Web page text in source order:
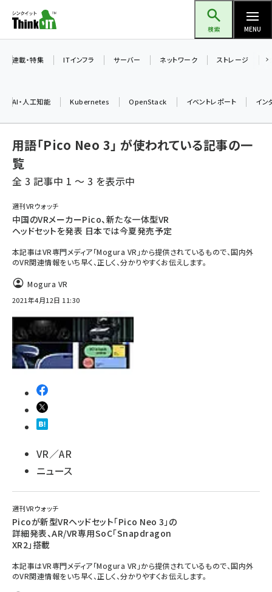
ン
ツ
検索 MENU
ai (2508)
iot女子会 (2295)
北海道をのんびり旅する晴山佳須夫のヒント集！ (2050)
drupal (1966)
genai (1494)
連載・特集 ITインフラ サーバー ネットワーク ストレージ
AI・人工知能 Kubernetes OpenStack イベントレポート イン
用語「Pico Neo 3」 が使われている記事の一
覧
全 3 記事中 1 ～ 3 を表示中
週刊VRウォッチ
中国のVRメーカーPico、新たな一体型VR
ヘッドセットを発表 日本では今夏発売予定
本記事はVR専門メディア「Mogura VR」から提供されているもので、国内外
のVR関連情報をいち早く、正しく、分かりやすくお伝えします。
Mogura VR
2021年4月12日 11:30
VR／AR
ニュース
週刊VRウォッチ
Picoが新型VRヘッドセット「Pico Neo 3」の
詳細発表、AR/VR専用SoC「Snapdragon
XR2」搭載
本記事はVR専門メディア「Mogura VR」から提供されているもので、国内外
のVR関連情報をいち早く、正しく、分かりやすくお伝えします。